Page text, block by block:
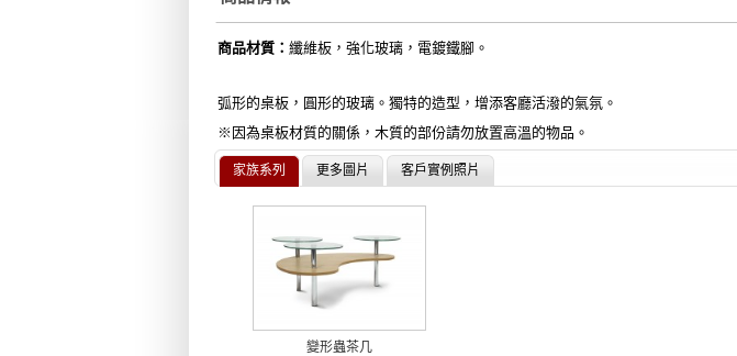
商品材質： 纖維板，強化玻璃，電鍍鐵腳。
弧形的桌板，圓形的玻璃。獨特的造型，增添客廳活潑的氣氛。
※因為桌板材質的關係，木質的部份請勿放置高溫的物品。
家族系列 更多圖片 客戶實例照片
變形蟲茶几